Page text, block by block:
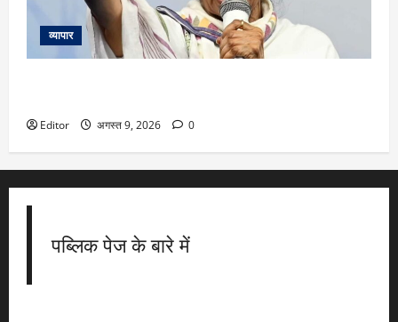
व्यापार
Editor अगस्त 9, 2026 0
पब्लिक पेज के बारे में